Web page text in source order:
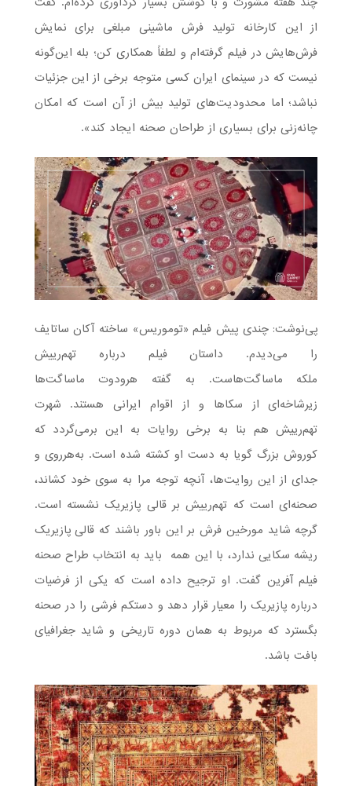
از این کارخانه تولید فرش ماشینی مبلغی برای نمایش
فرش‌هایش در فیلم گرفته‌ام و لطفاً همکاری کن؛ بله این‌گونه
نیست که در سینمای ایران کسی متوجه برخی از این جزئیات
نباشد؛ اما محدودیت‌های تولید بیش از آن است که امکان
چانه‌زنی برای بسیاری از طراحان صحنه ایجاد کند».
پی‌نوشت: چندی پیش فیلم «توموریس» ساخته آکان ساتایف
را می‌دیدم. داستان فیلم درباره تهم‌رییش
ملکه ماساگت‌هاست. به گفته هرودوت ماساگت‌ها
زیرشاخه‌ای از سکاها و از اقوام ایرانی هستند. شهرت
تهم‌رییش هم بنا به برخی روایات به این برمی‌گردد که
کوروش بزرگ گویا به دست او کشته شده است. به‌هرروی و
جدای از این روایت‌ها، آنچه توجه مرا به سوی خود کشاند،
صحنه‌ای است که تهم‌رییش بر قالی پازیریک نشسته است.
گرچه شاید مورخین فرش بر این باور باشند که قالی پازیریک
ریشه سکایی ندارد، با این همه باید به انتخاب طراح صحنه
فیلم آفرین گفت. او ترجیح داده است که یکی از فرضیات
درباره پازیریک را معیار قرار دهد و دستکم فرشی را در صحنه
بگسترد که مربوط به همان دوره تاریخی و شاید جغرافیای
بافت باشد.